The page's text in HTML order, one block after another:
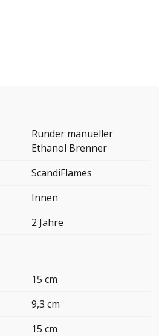
Runder manueller
Ethanol Brenner
ScandiFlames
Innen
2 Jahre
15 cm
9,3 cm
15 cm